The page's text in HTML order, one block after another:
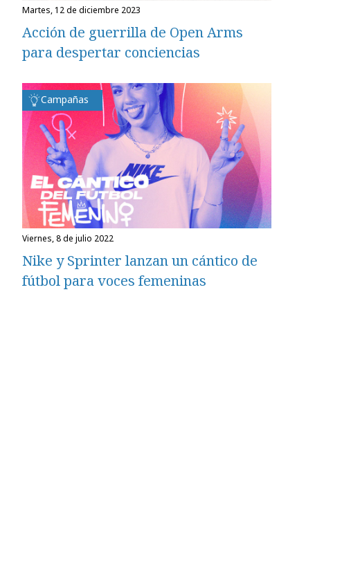
martes, 12 de diciembre 2023
Acción de guerrilla de Open Arms
para despertar conciencias
Campañas
viernes, 8 de julio 2022
Nike y Sprinter lanzan un cántico de
fútbol para voces femeninas